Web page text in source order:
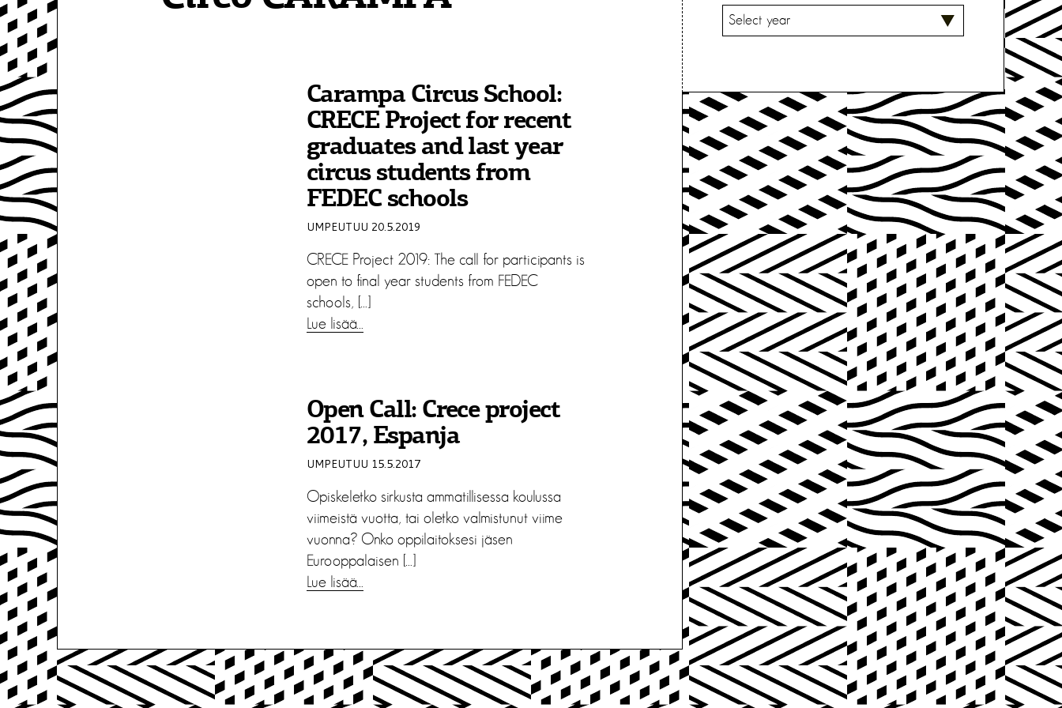
Carampa Circus School:
CRECE Project for recent
graduates and last year
circus students from
FEDEC schools
UMPEUTUU 20.5.2019
CRECE Project 2019: The call for participants is
open to final year students from FEDEC
schools, […]
Lue lisää…
Open Call: Crece project
2017, Espanja
UMPEUTUU 15.5.2017
Opiskeletko sirkusta ammatillisessa koulussa
viimeistä vuotta, tai oletko valmistunut viime
vuonna? Onko oppilaitoksesi jäsen
Eurooppalaisen […]
Lue lisää…
V
A
T
S
E